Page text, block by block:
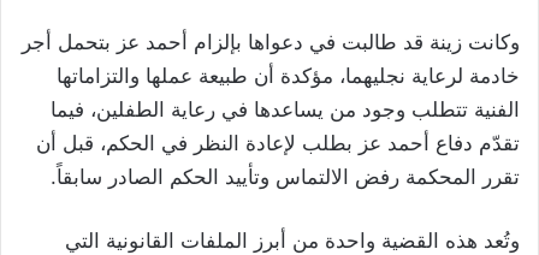
وكانت زينة قد طالبت في دعواها بإلزام أحمد عز بتحمل أجر
خادمة لرعاية نجليهما، مؤكدة أن طبيعة عملها والتزاماتها
الفنية تتطلب وجود من يساعدها في رعاية الطفلين، فيما
تقدّم دفاع أحمد عز بطلب لإعادة النظر في الحكم، قبل أن
تقرر المحكمة رفض الالتماس وتأييد الحكم الصادر سابقاً.
وتُعد هذه القضية واحدة من أبرز الملفات القانونية التي